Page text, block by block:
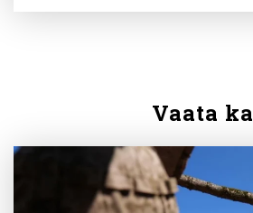
Vaata ka